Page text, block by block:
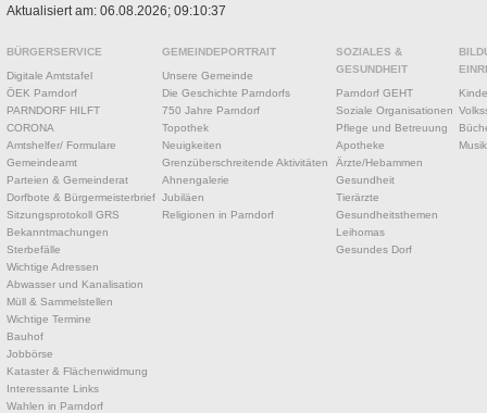
Aktualisiert am: 06.08.2026; 09:10:37
BÜRGERSERVICE
Digitale Amtstafel
ÖEK Parndorf
PARNDORF HILFT
CORONA
Amtshelfer/ Formulare
Gemeindeamt
Parteien & Gemeinderat
Dorfbote & Bürgermeisterbrief
Sitzungsprotokoll GRS
Bekanntmachungen
Sterbefälle
Wichtige Adressen
Abwasser und Kanalisation
Müll & Sammelstellen
Wichtige Termine
Bauhof
Jobbörse
Kataster & Flächenwidmung
Interessante Links
Wahlen in Parndorf
GEMEINDEPORTRAIT
Unsere Gemeinde
Die Geschichte Parndorfs
750 Jahre Parndorf
Topothek
Neuigkeiten
Grenzüberschreitende Aktivitäten
Ahnengalerie
Jubiläen
Religionen in Parndorf
SOZIALES &
GESUNDHEIT
Parndorf GEHT
Soziale Organisationen
Pflege und Betreuung
Apotheke
Ärzte/Hebammen
Gesundheit
Tierärzte
Gesundheitsthemen
Leihomas
Gesundes Dorf